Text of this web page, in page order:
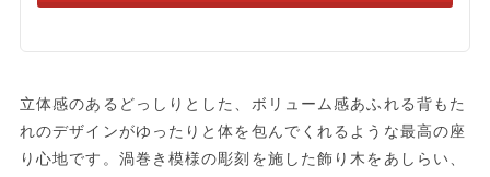
立体感のあるどっしりとした、ボリューム感あふれる背もた
れのデザインがゆったりと体を包んでくれるような最高の座
り心地です。渦巻き模様の彫刻を施した飾り木をあしらい、